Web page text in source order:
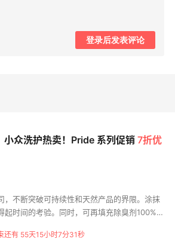
登录后发表评论
众洗护热卖！Pride 系列促销7折优
不断突破可持续性和天然产品的界限。涂抹
时间的考验。同时，可再填充除臭剂100%可
臭剂补充装。这是一款真正创新的产品，旨在
还有 55天15小时7分30秒
黑瓶